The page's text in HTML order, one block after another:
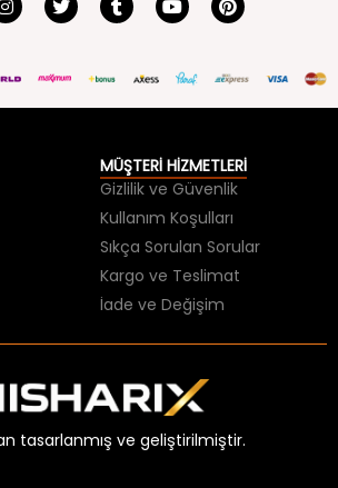
MÜŞTERİ HİZMETLERİ
Gizlilik ve Güvenlik
Kullanım Koşulları
Sıkça Sorulan Sorular
Kargo ve Teslimat
İade ve Değişim
tasarlanmış ve geliştirilmiştir.